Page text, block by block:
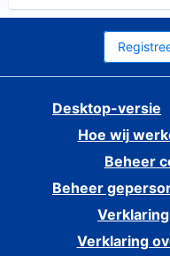
Desktop-versie
Hoe wij
Beheer
Beheer
Verklaring